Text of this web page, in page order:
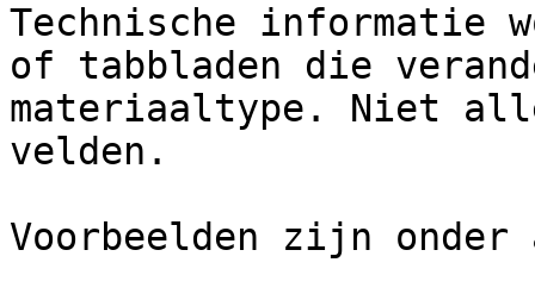
Technische informatie
of tabbladen die
materiaaltype. Niet
velden.
Voorbeelden zijn onder